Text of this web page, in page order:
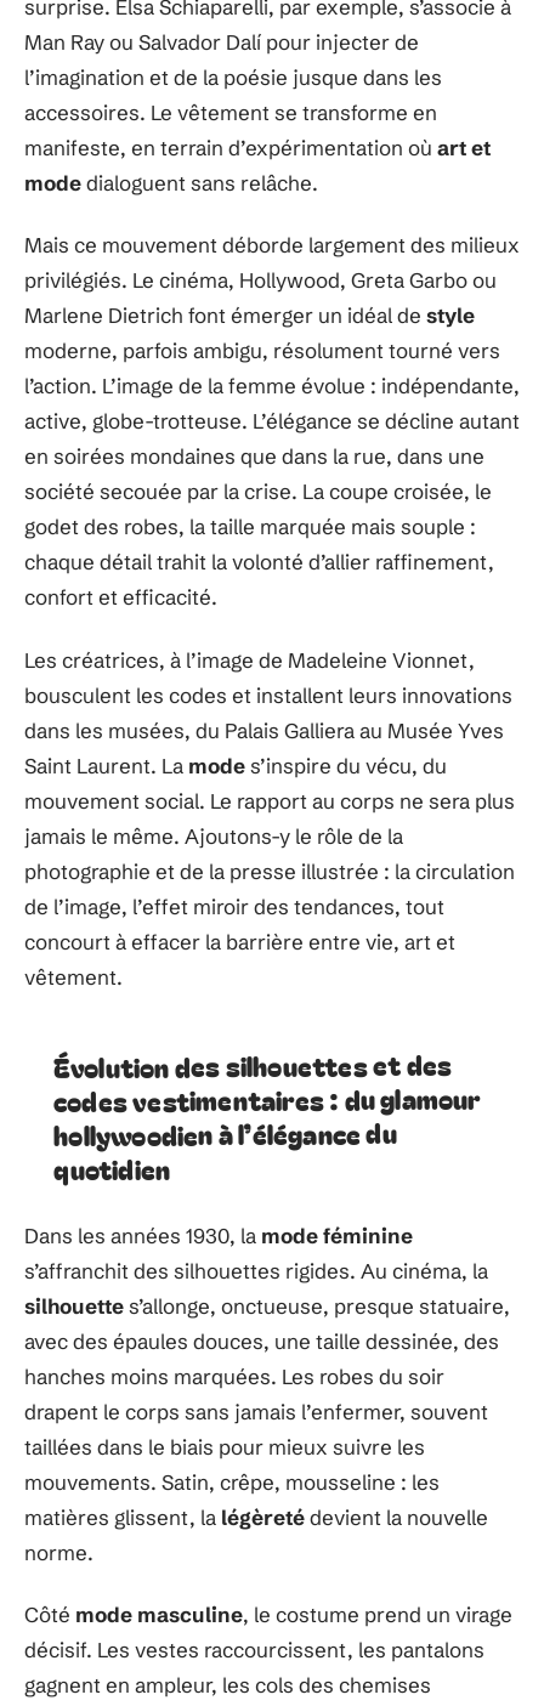
surprise. Elsa Schiaparelli, par exemple, s’associe à
Man Ray ou Salvador Dalí pour injecter de
l’imagination et de la poésie jusque dans les
accessoires. Le vêtement se transforme en
manifeste, en terrain d’expérimentation où art et
modedialoguent sans relâche.
Mais ce mouvement déborde largement des milieux
privilégiés. Le cinéma, Hollywood, Greta Garbo ou
Marlene Dietrich font émerger un idéal de style
moderne, parfois ambigu, résolument tourné vers
l’action. L’image de la femme évolue : indépendante,
active, globe-trotteuse. L’élégance se décline autant
en soirées mondaines que dans la rue, dans une
société secouée par la crise. La coupe croisée, le
godet des robes, la taille marquée mais souple :
chaque détail trahit la volonté d’allier raffinement,
confort et efficacité.
Les créatrices, à l’image de Madeleine Vionnet,
bousculent les codes et installent leurs innovations
dans les musées, du Palais Galliera au Musée Yves
Saint Laurent. La modes’inspire du vécu, du
mouvement social. Le rapport au corps ne sera plus
jamais le même. Ajoutons-y le rôle de la
photographie et de la presse illustrée : la circulation
de l’image, l’effet miroir des tendances, tout
concourt à effacer la barrière entre vie, art et
vêtement.
Évolution des silhouettes et des
codes vestimentaires : du glamour
hollywoodien à l’élégance du
quotidien
Dans les années 1930, la mode féminine
s’affranchit des silhouettes rigides. Au cinéma, la
silhouettes’allonge, onctueuse, presque statuaire,
avec des épaules douces, une taille dessinée, des
hanches moins marquées. Les robes du soir
drapent le corps sans jamais l’enfermer, souvent
taillées dans le biais pour mieux suivre les
mouvements. Satin, crêpe, mousseline : les
matières glissent, la légèretédevient la nouvelle
norme.
Côté mode masculine, le costume prend un virage
décisif. Les vestes raccourcissent, les pantalons
gagnent en ampleur, les cols des chemises